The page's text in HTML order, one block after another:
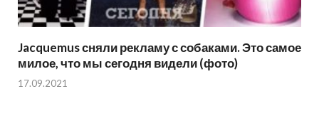
Jacquemus сняли рекламу с собаками. Это самое
милое, что мы сегодня видели (фото)
17.09.2021